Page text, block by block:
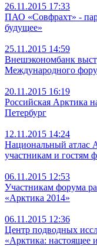
26.11.2015 17:33
ПАО «Совфрахт» -
будущее»
25.11.2015 14:59
Внешэкономбанк
Международного
20.11.2015 16:19
Российская Арктика
Петербург
12.11.2015 14:24
Национальный атлас
участникам и гостям
06.11.2015 12:53
Участникам форума
«Арктика 2014»
06.11.2015 12:36
Центр подводных
«Арктика: настоящее